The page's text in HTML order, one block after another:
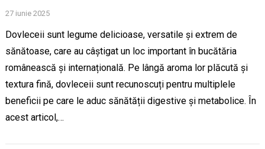
27 iunie 2025
Dovleceii sunt legume delicioase, versatile și extrem de
sănătoase, care au câștigat un loc important în bucătăria
românească și internațională. Pe lângă aroma lor plăcută și
textura fină, dovleceii sunt recunoscuți pentru multiplele
beneficii pe care le aduc sănătății digestive și metabolice. În
acest articol,…